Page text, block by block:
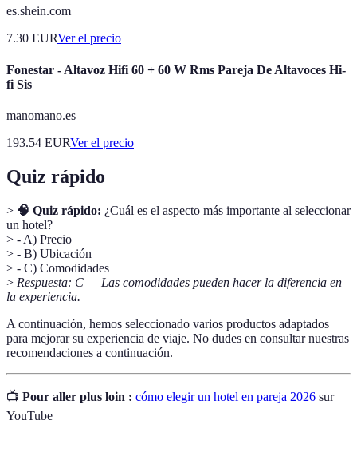
es.shein.com
7.30 EURVer el precio
Fonestar - Altavoz Hifi 60 + 60 W Rms Pareja De Altavoces Hi-
fi Sis
manomano.es
193.54 EURVer el precio
Quiz rápido
> 🧠 Quiz rápido: ¿Cuál es el aspecto más importante al seleccionar
un hotel?
> - A) Precio
> - B) Ubicación
> - C) Comodidades
> Respuesta: C — Las comodidades pueden hacer la diferencia en
la experiencia.
A continuación, hemos seleccionado varios productos adaptados
para mejorar su experiencia de viaje. No dudes en consultar nuestras
recomendaciones a continuación.
📺 Pour aller plus loin : cómo elegir un hotel en pareja 2026 sur
YouTube